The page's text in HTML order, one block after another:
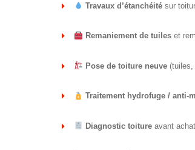
Travaux d’étanchéitésur
Remaniement de tuileset
Pose de toiture neuve(tuiles,
Traitement hydrofuge / anti-
Diagnostic toitureavant